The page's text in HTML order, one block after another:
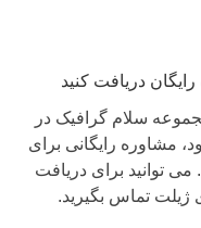
سلام گرافیک در
مشاوره رایگانی برای
توانید برای دریافت
ژیلت تماس بگیرید.